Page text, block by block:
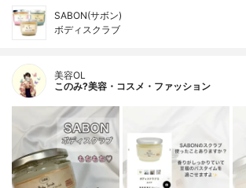
SABON(サボン)
ボディスクラブ
美容OL
このみ?美容・コスメ・ファッション